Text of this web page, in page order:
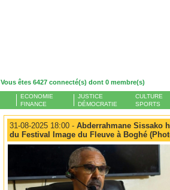
Vous êtes 6427 connecté(s) dont 0 membre(s)
ECONOMIE
FINANCE
JUSTICE
DÉMOCRATIE
CULTURE
SPORTS
31-08-2025 18:00 - Abderrahmane Sissako
du Festival Image du Fleuve à Boghé